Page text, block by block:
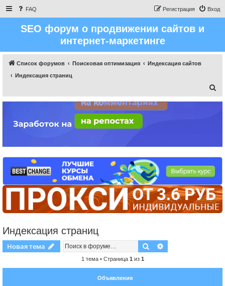
FAQ Вход
Регистрация
SEO форум о продвижении сайтов и
интернет-маркетинге
Список форумов Поисковая оптимизация
Индексация сайтов
Индексация страниц
Индексация страниц
Новая тема Поиск
1 тема • Страница 1 из 1
Объявления